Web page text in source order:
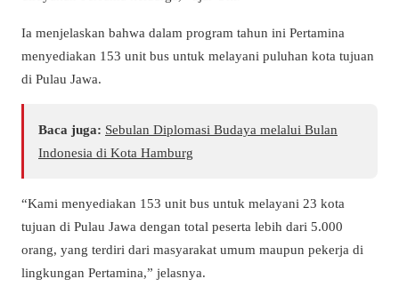
Ia menjelaskan bahwa dalam program tahun ini Pertamina
menyediakan 153 unit bus untuk melayani puluhan kota tujuan
di Pulau Jawa.
Baca juga: Sebulan Diplomasi Budaya melalui Bulan
Indonesia di Kota Hamburg
“Kami menyediakan 153 unit bus untuk melayani 23 kota
tujuan di Pulau Jawa dengan total peserta lebih dari 5.000
orang, yang terdiri dari masyarakat umum maupun pekerja di
lingkungan Pertamina,” jelasnya.